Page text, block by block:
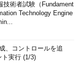
技術者試験（Fundament
Technology Engine
、コントロールを追
ト実行 (1/3)